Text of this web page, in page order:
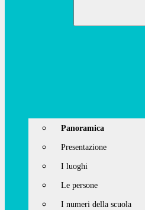
Panoramica
Presentazione
I luoghi
Le persone
I numeri della scuola